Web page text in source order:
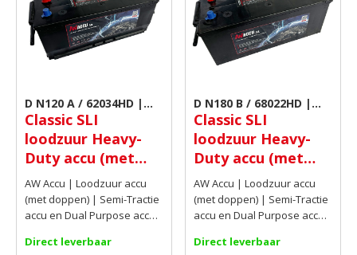
D N120 A / 62034HD |
Classic loodzuur accu
met doppen
Classic SLI
loodzuur Heavy-
Duty accu (met
insert doppen) 12V
120Ah(C20) 750
AMP CCA EN
AW Accu | Loodzuur accu
(met doppen) | Semi-Tractie
accu en Dual Purpose accu |
accu met doppen | 12V |
Direct leverbaar
D N180 B / 68022HD |
Classic loodzuur accu
met doppen
Classic SLI
loodzuur Heavy-
Duty accu (met
insert doppen) 12V
180Ah(20hrs) 1050
AMP CCA EN
AW Accu | Loodzuur accu
(met doppen) | Semi-Tractie
accu en Dual Purpose accu |
accu met doppen | 12V |
Direct leverbaar